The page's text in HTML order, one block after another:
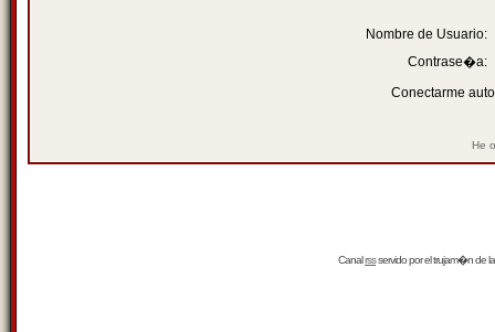
Nombre de Usuario:
Contrase�a:
Conectarme
He
Canalrssservido por eltrujam�nde